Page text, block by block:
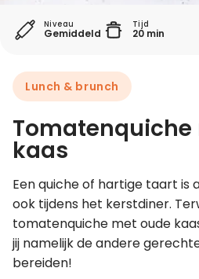
Niveau
Gemiddeld
Tijd
20 min
Lunch & brunch
Tomatenquiche
kaas
Een quiche of hartige taart is
ook tijdens het kerstdiner.
tomatenquiche met oude
jij namelijk de andere
bereiden!